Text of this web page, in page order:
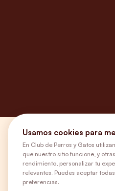
Usamos cookies para
En Club de Perros y Gatos
que nuestro sitio funcione, y
rendimiento, personalizar tu
relevantes. Puedes aceptar
preferencias.